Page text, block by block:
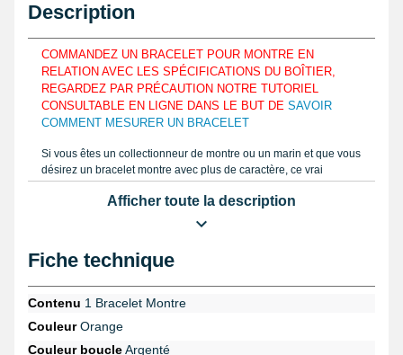
Description
COMMANDEZ UN BRACELET POUR MONTRE EN
RELATION AVEC LES SPÉCIFICATIONS DU BOÎTIER,
REGARDEZ PAR PRÉCAUTION NOTRE TUTORIEL
CONSULTABLE EN LIGNE DANS LE BUT DE SAVOIR
COMMENT MESURER UN BRACELET
Si vous êtes un collectionneur de montre ou un marin et que vous
désirez un bracelet montre avec plus de caractère, ce vrai
parfait pour vous. Se mettant seulement à hauteur d'un boîtier
présentant un entrecorne de 20 mm maximum. Pour attacher et
mm est conçu en tissu. Pour mesurer l'exemplaire de votre
bracelet montre que vous souhaitez réparer, déterminez la
mesure à l'aide d'unpied à coulisse numériqueou une règle
similaire à notre notice proposé en ligne sur notre site internet.
réparation montre tissu présente 13 perforations. Le bracelet de
montre 20 mm possède un bout rond. Ce produit horloger a une
Afficher toute la description
Fiche technique
Contenu 1 Bracelet Montre
CouleurOrange
Couleur boucleArgenté